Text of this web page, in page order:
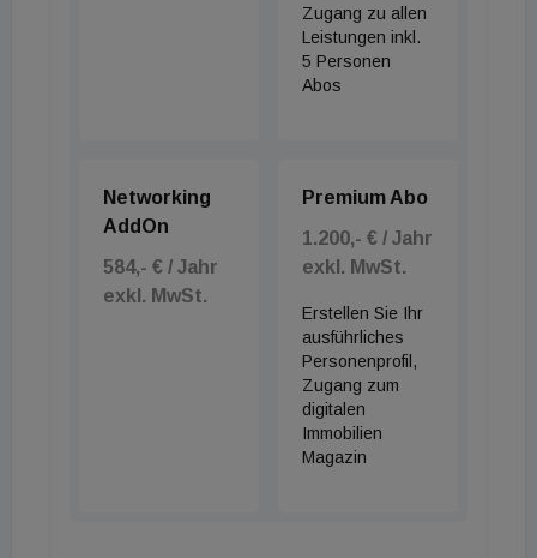
Zugang zu allen
Leistungen inkl.
5 Personen
Abos
Networking
AddOn
584,- € / Jahr
exkl. MwSt.
Premium Abo
1.200,- € / Jahr
exkl. MwSt.
Erstellen Sie Ihr
ausführliches
Personenprofil,
Zugang zum
digitalen
Immobilien
Magazin